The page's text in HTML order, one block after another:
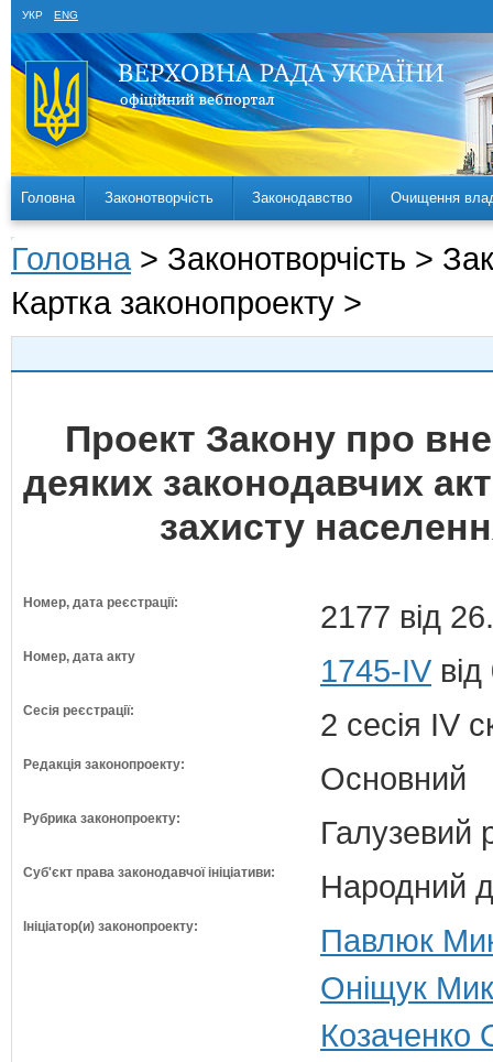
УКР ENG
Головна Законотворчість Законодавство Очищення
Головна > Законотворчість >
Картка законопроекту >
Проект Закону про
деяких законодавчих
захисту
Номер, дата реєстрації: 2177 від
Номер, дата акту 1745-IV
Сесія реєстрації: 2 сесія IV
Редакція законопроекту: Основний
Рубрика законопроекту: Галузевий
Суб'єкт права законодавчої ініціативи: Народний
Ініціатор(и) законопроекту:
Павлюк
Оніщук
Козаченко